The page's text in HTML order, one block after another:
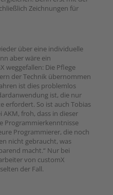
Zeichnungen für
über eine individuelle
aber wäre ein
weggefallen: Die Pflege
der Technik übernommen
ist dies problemlos
ist, die nur
erfordert. So ist auch Tobias
froh, dass in dieser
Programmierkenntnisse
Programmierer, die noch
nicht gebraucht, was
macht.“ Nur bei
von customX
der Fall.